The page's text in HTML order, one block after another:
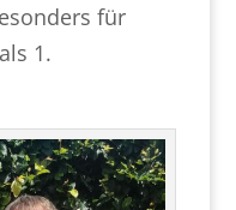
für
1.